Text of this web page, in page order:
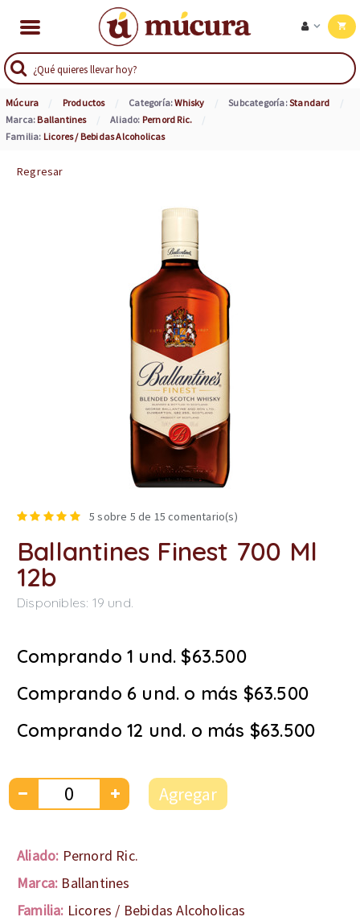
Múcura Productos Categoría:Whisky Subcategoría:Standard
Marca: Ballantines Aliado: Pernord Ric.
Familia: Licores / Bebidas Alcoholicas
Regresar
5 sobre 5 de 15 comentario(s)
Ballantines Finest 700 Ml
12b
Disponibles: 19 und.
Comprando 1 und. $63.500
Comprando 6 und. o más $63.500
Comprando 12 und. o más $63.500
Agregar
Aliado: Pernord Ric.
Marca: Ballantines
Familia: Licores / Bebidas Alcoholicas